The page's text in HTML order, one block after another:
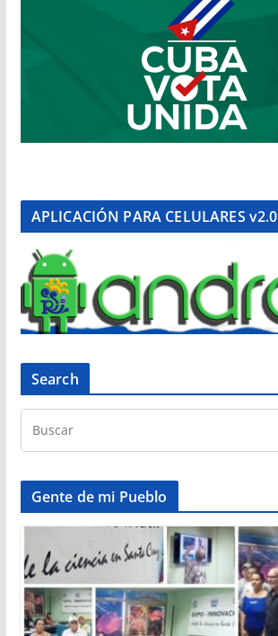
APLICACIÓN PARA CELULARES v2.0
Search
Gente de mi Pueblo